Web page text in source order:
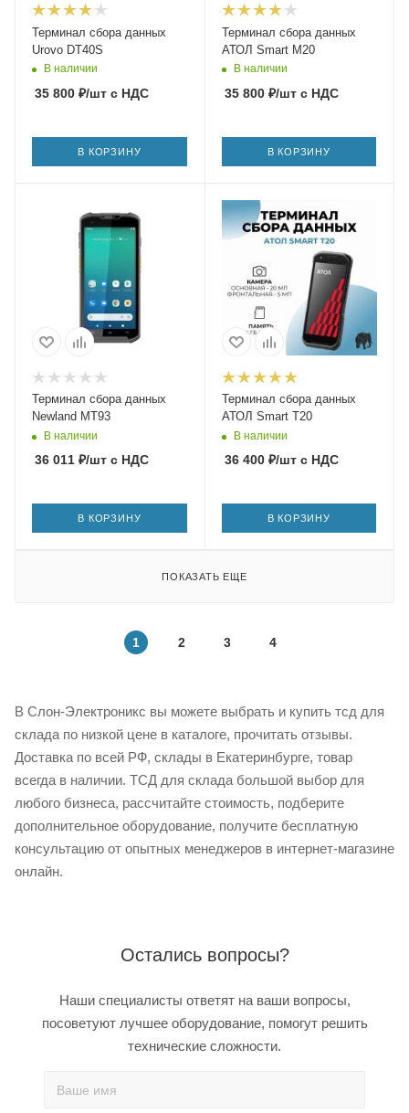
Терминал сбора данных
Urovo DT40S
В наличии
35 800 ₽/шт с НДС
В КОРЗИНУ
Терминал сбора данных
АТОЛ Smart M20
В наличии
35 800₽/штс НДС
В КОРЗИНУ
Терминал сбора данных
Newland MT93
В наличии
36 011 ₽/шт с НДС
В КОРЗИНУ
Терминал сбора данных
АТОЛ Smart T20
В наличии
36 400₽/штс НДС
В КОРЗИНУ
ПОКАЗАТЬ ЕЩЕ
1 2 3 4
В Слон-Электроникс вы можете выбрать и купить тсд для
склада по низкой цене в каталоге, прочитать отзывы.
Доставка по всей РФ, склады в Екатеринбурге, товар
всегда в наличии. ТСД для склада большой выбор для
любого бизнеса, рассчитайте стоимость, подберите
дополнительное оборудование, получите бесплатную
консультацию от опытных менеджеров в интернет-магазине
онлайн.
Остались вопросы?
Наши специалисты ответят на ваши вопросы,
посоветуют лучшее оборудование, помогут решить
технические сложности.